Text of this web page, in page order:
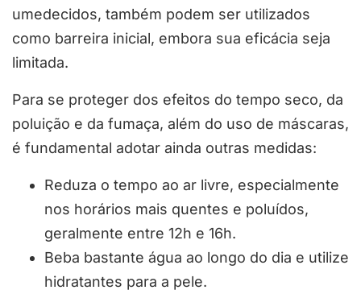
umedecidos, também podem ser utilizados
como barreira inicial, embora sua eficácia seja
limitada.
Para se proteger dos efeitos do tempo seco, da
poluição e da fumaça, além do uso de máscaras,
é fundamental adotar ainda outras medidas:
Reduza o tempo ao ar livre, especialmente
nos horários mais quentes e poluídos,
geralmente entre 12h e 16h.
Beba bastante água ao longo do dia e utilize
hidratantes para a pele.